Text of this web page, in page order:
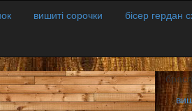
вишиті сорочки бісер гердан